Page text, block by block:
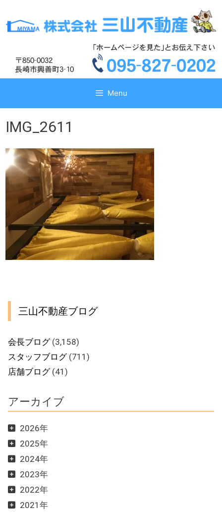
テ
ス
テ
ス
Menu
IMG_2611
三山不動産ブログ
会長ブログ(3,158)
スタッフブログ(711)
店舗ブログ(41)
アーカイブ
2026年
2025年
2024年
2023年
2022年
2021年